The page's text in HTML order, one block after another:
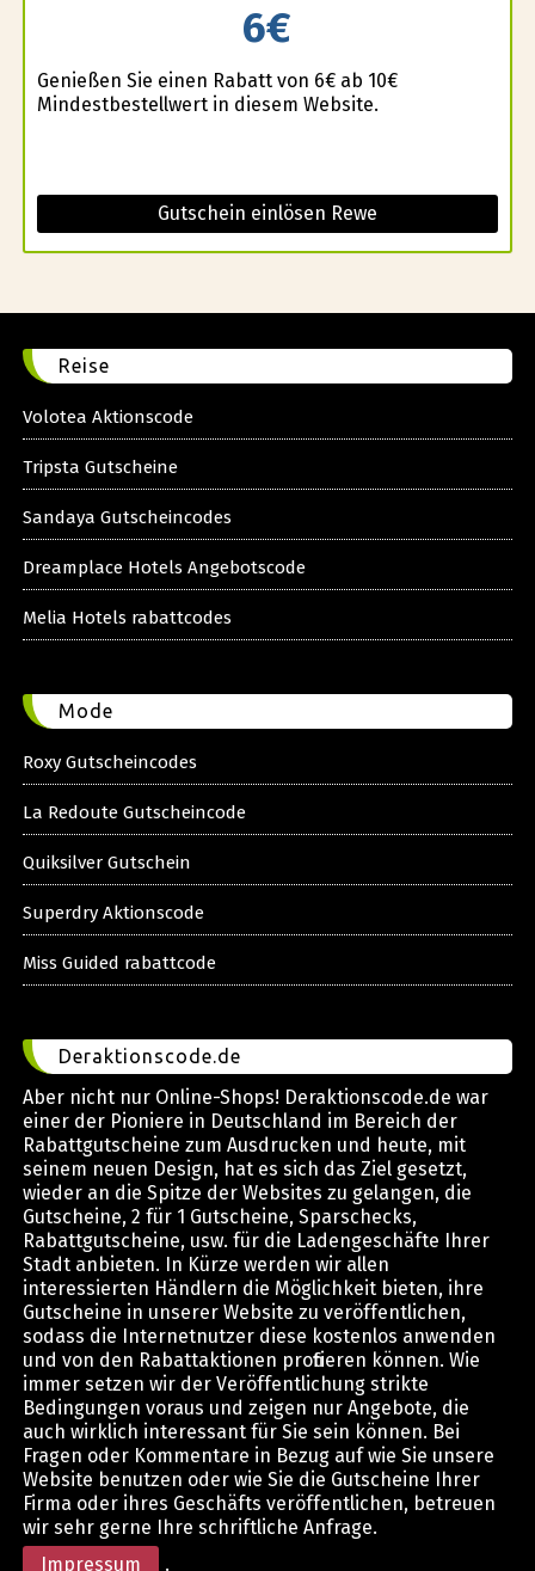
6€
Genießen Sie einen Rabatt von 6€ ab 10€
Mindestbestellwert in diesem Website.
Gutschein einlösen Rewe
Reise
Volotea Aktionscode
Tripsta Gutscheine
Sandaya Gutscheincodes
Dreamplace Hotels Angebotscode
Melia Hotels rabattcodes
Mode
Roxy Gutscheincodes
La Redoute Gutscheincode
Quiksilver Gutschein
Superdry Aktionscode
Miss Guided rabattcode
Deraktionscode.de
Aber nicht nur Online-Shops! Deraktionscode.de war
einer der Pioniere in Deutschland im Bereich der
Rabattgutscheine zum Ausdrucken und heute, mit
seinem neuen Design, hat es sich das Ziel gesetzt,
wieder an die Spitze der Websites zu gelangen, die
Gutscheine, 2 für 1 Gutscheine, Sparschecks,
Rabattgutscheine, usw. für die Ladengeschäfte Ihrer
Stadt anbieten. In Kürze werden wir allen
interessierten Händlern die Möglichkeit bieten, ihre
Gutscheine in unserer Website zu veröffentlichen,
sodass die Internetnutzer diese kostenlos anwenden
und von den Rabattaktionen profitieren können. Wie
immer setzen wir der Veröffentlichung strikte
Bedingungen voraus und zeigen nur Angebote, die
auch wirklich interessant für Sie sein können. Bei
Fragen oder Kommentare in Bezug auf wie Sie unsere
Website benutzen oder wie Sie die Gutscheine Ihrer
Firma oder ihres Geschäfts veröffentlichen, betreuen
wir sehr gerne Ihre schriftliche Anfrage.
Impressum
.